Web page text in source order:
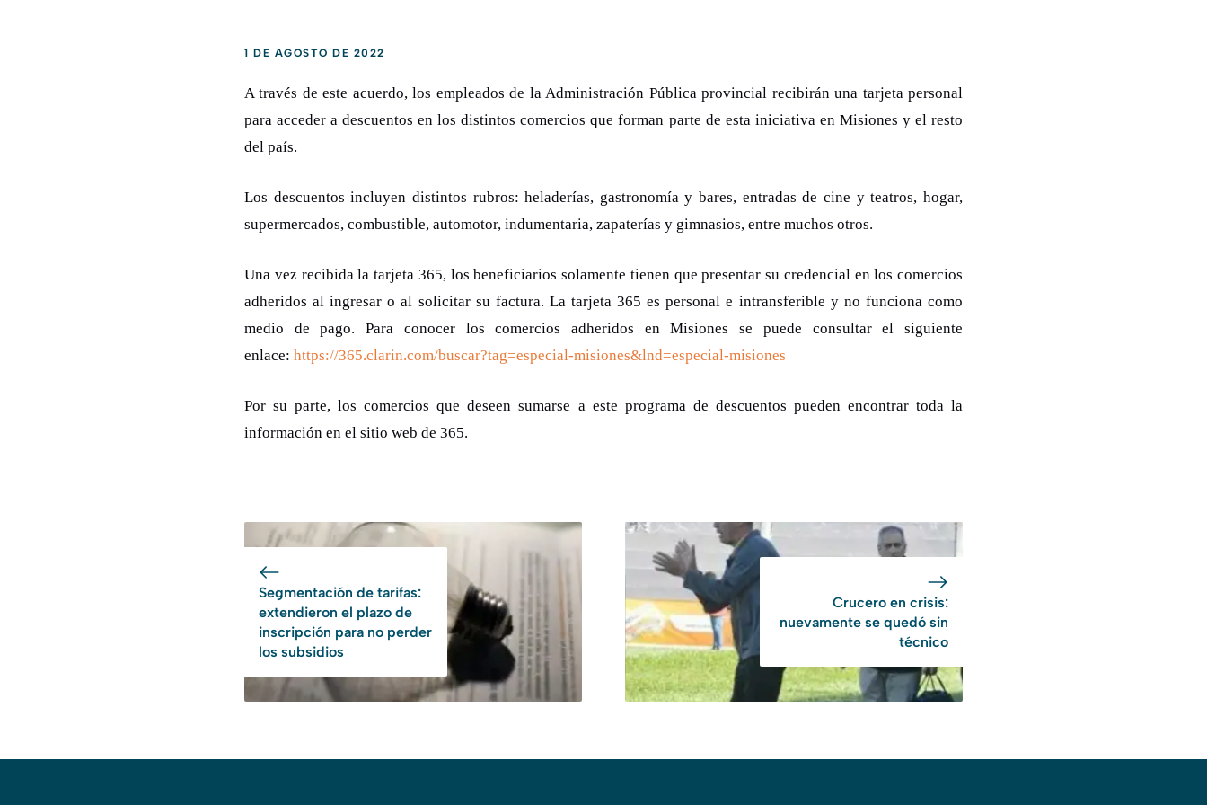
1 DE AGOSTO DE 2022
A través de este acuerdo, los empleados de la Administración Pública provincial recibirán una tarjeta personal
para acceder a descuentos en los distintos comercios que forman parte de esta iniciativa en Misiones y el resto
del país.
Los descuentos incluyen distintos rubros: heladerías, gastronomía y bares, entradas de cine y teatros, hogar,
supermercados, combustible, automotor, indumentaria, zapaterías y gimnasios, entre muchos otros.
Una vez recibida la tarjeta 365, los beneficiarios solamente tienen que presentar su credencial en los comercios
adheridos al ingresar o al solicitar su factura. La tarjeta 365 es personal e intransferible y no funciona como
medio de pago. Para conocer los comercios adheridos en Misiones se puede consultar el siguiente
enlace: https://365.clarin.com/buscar?tag=especial-misiones&lnd=especial-misiones
Por su parte, los comercios que deseen sumarse a este programa de descuentos pueden encontrar toda la
información en el sitio web de 365.
Segmentación de tarifas:
extendieron el plazo de
inscripción para no perder
los subsidios
Crucero en crisis:
nuevamente se quedó sin
técnico